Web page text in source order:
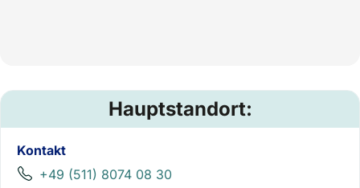
Hauptstandort:
Kontakt
+49 (511) 8074 08 30